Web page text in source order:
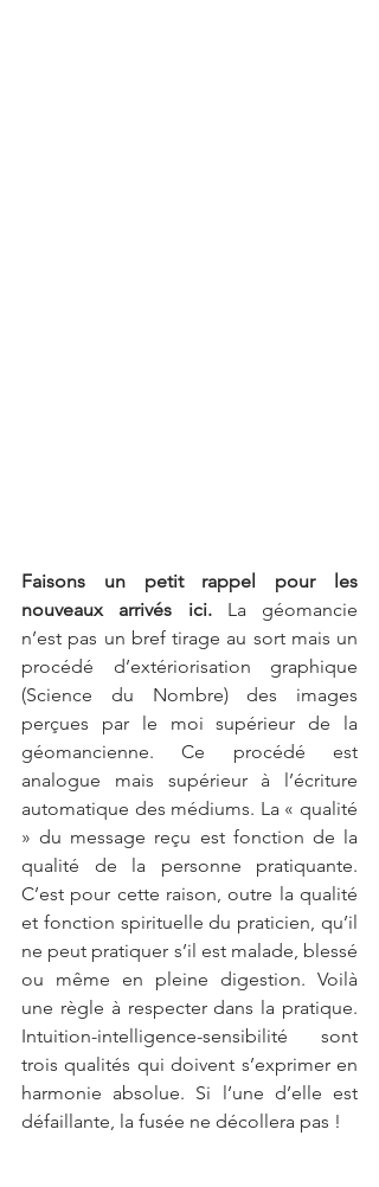
Faisons un petit rappel pour les
nouveaux arrivés ici. La géomancie
n’est pas un bref tirage au sort mais un
procédé d’extériorisation graphique
(Science du Nombre) des images
perçues par le moi supérieur de la
géomancienne. Ce procédé est
analogue mais supérieur à l’écriture
automatique des médiums. La « qualité
» du message reçu est fonction de la
qualité de la personne pratiquante.
C’est pour cette raison, outre la qualité
et fonction spirituelle du praticien, qu’il
ne peut pratiquer s’il est malade, blessé
ou même en pleine digestion. Voilà
une règle à respecter dans la pratique.
Intuition-intelligence-sensibilité sont
trois qualités qui doivent s’exprimer en
harmonie absolue. Si l’une d’elle est
défaillante, la fusée ne décollera pas !